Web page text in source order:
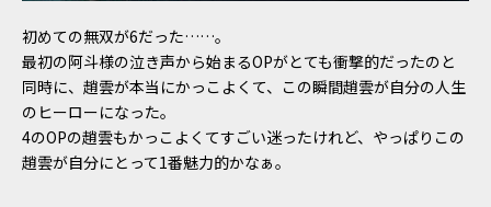
初めての無双が6だった……。
最初の阿斗様の泣き声から始まるOPがとても衝撃的だったのと
同時に、趙雲が本当にかっこよくて、この瞬間趙雲が自分の人生
のヒーローになった。
4のOPの趙雲もかっこよくてすごい迷ったけれど、やっぱりこの
趙雲が自分にとって1番魅力的かなぁ。